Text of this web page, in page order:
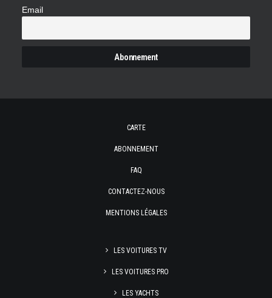
Email
CARTE
ABONNEMENT
FAQ
CONTACTEZ-NOUS
MENTIONS LÉGALES
LES VOITURES TV
LES VOITURES PRO
LES YACHTS